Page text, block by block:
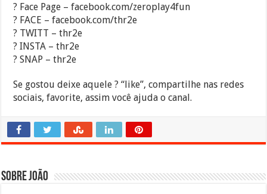
? Face Page – facebook.com/zeroplay4fun
? FACE – facebook.com/thr2e
? TWITT – thr2e
? INSTA – thr2e
? SNAP – thr2e
Se gostou deixe aquele ? “like”, compartilhe nas redes
sociais, favorite, assim você ajuda o canal.
Sobre João